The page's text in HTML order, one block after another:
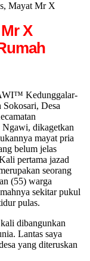
Mayat Mr X
X
Kedunggalar-
Sokosari, Desa
Ngawi, dikagetkan
mayat pria
belum jelas
pertama jazad
seorang
(55) warga
sekitar pukul
pulas.
dibangunkan
Lantas saya
yang diteruskan